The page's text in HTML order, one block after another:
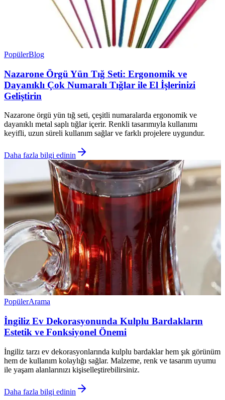
PopülerBlog
Nazarone Örgü Yün Tığ Seti: Ergonomik ve
Dayanıklı Çok Numaralı Tığlar ile El İşlerinizi
Geliştirin
Nazarone örgü yün tığ seti, çeşitli numaralarda ergonomik ve
dayanıklı metal saplı tığlar içerir. Renkli tasarımıyla kullanımı
keyifli, uzun süreli kullanım sağlar ve farklı projelere uygundur.
Daha fazla bilgi edinin
PopülerArama
İngiliz Ev Dekorasyonunda Kulplu Bardakların
Estetik ve Fonksiyonel Önemi
İngiliz tarzı ev dekorasyonlarında kulplu bardaklar hem şık görünüm
hem de kullanım kolaylığı sağlar. Malzeme, renk ve tasarım uyumu
ile yaşam alanlarınızı kişiselleştirebilirsiniz.
Daha fazla bilgi edinin